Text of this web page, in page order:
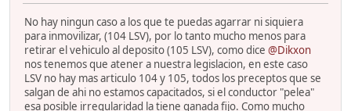
No hay ningun caso a los que te puedas agarrar ni siquiera
para inmovilizar, (104 LSV), por lo tanto mucho menos para
retirar el vehiculo al deposito (105 LSV), como dice @Dikxon
nos tenemos que atener a nuestra legislacion, en este caso
LSV no hay mas articulo 104 y 105, todos los preceptos que se
salgan de ahi no estamos capacitados, si el conductor "pelea"
esa posible irregularidad la tiene ganada fijo. Como mucho